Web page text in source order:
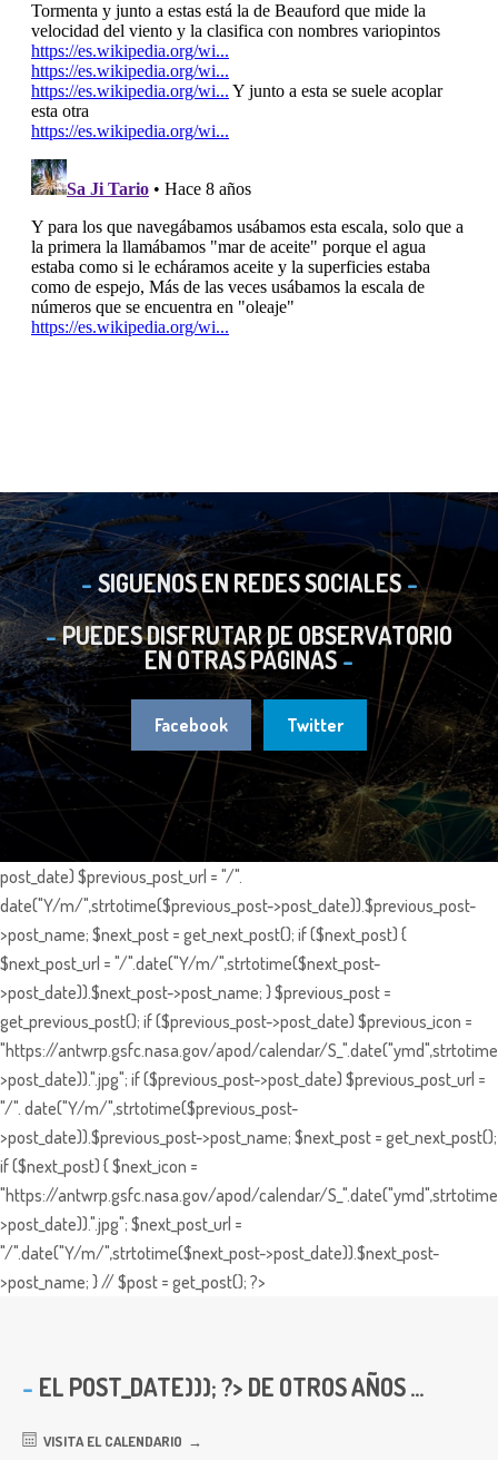
SIGUENOS EN REDES SOCIALES
PUEDES DISFRUTAR DE OBSERVATORIO
EN OTRAS PÁGINAS
Facebook Twitter
post_date) $previous_post_url = "/".
date("Y/m/",strtotime($previous_post->post_date)).$previous_post-
>post_name; $next_post = get_next_post(); if ($next_post) {
$next_post_url = "/".date("Y/m/",strtotime($next_post-
>post_date)).$next_post->post_name; } $previous_post =
get_previous_post(); if ($previous_post->post_date) $previous_icon =
"https://antwrp.gsfc.nasa.gov/apod/calendar/
>post_date)).".jpg"; if ($previous_post->post_date) $previous_post_url =
"/". date("Y/m/",strtotime($previous_post-
>post_date)).$previous_post->post_name; $next_post = get_next_post();
if ($next_post) { $next_icon =
"https://antwrp.gsfc.nasa.gov/apod/calendar/
>post_date)).".jpg"; $next_post_url =
"/".date("Y/m/",strtotime($next_post->post_date)).$next_post-
>post_name; } // $post = get_post(); ?>
EL POST_DATE))); ?> DE OTROS AÑOS ...
VISITA EL CALENDARIO